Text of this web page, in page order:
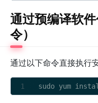
通过预编译软
令）
通过以下命令直接执行
sudo yum